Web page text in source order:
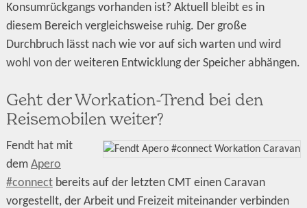
Konsumrückgangs vorhanden ist? Aktuell bleibt es in
diesem Bereich vergleichsweise ruhig. Der große
Durchbruch lässt nach wie vor auf sich warten und wird
wohl von der weiteren Entwicklung der Speicher abhängen.
Geht der Workation-Trend bei den
Reisemobilen weiter?
Fendt hat mit
dem Apero
#connectbereits auf der letzten CMT einen Caravan
vorgestellt, der Arbeit und Freizeit miteinander verbinden